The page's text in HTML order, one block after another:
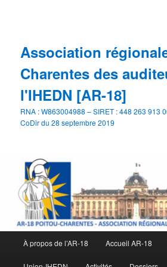
Association
Charentes des
l'IHEDN [AR-18]
RNA : W863004988 – SIRET : 448 263 913
CoDir du 28 septembre 2019
principal
À propos de l’AR-18 Accueil AR-18